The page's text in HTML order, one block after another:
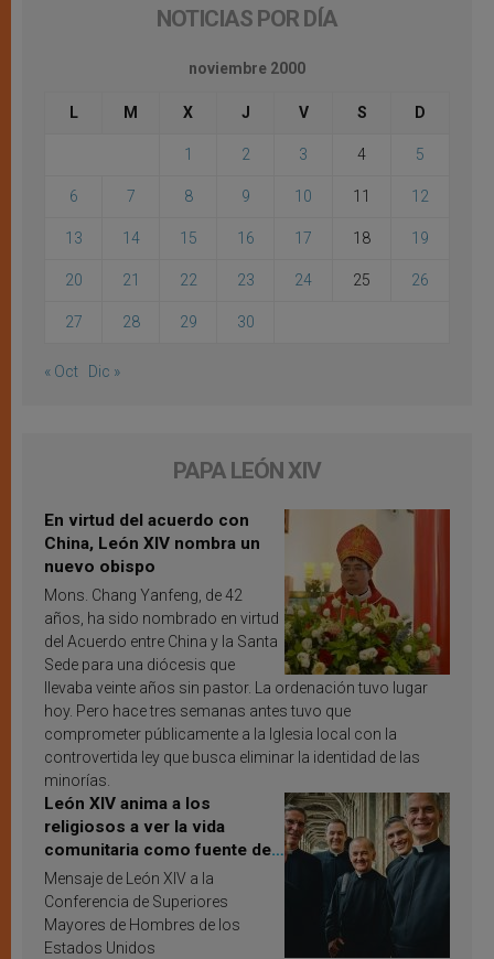
NOTICIAS POR DÍA
noviembre 2000
L M X J V S D
1 2 3 4 5
6 7 8 9 10 11 12
13 14 15 16 17 18 19
20 21 22 23 24 25 26
27 28 29 30
« Oct Dic »
PAPA LEÓN XIV
En virtud del acuerdo con
China, León XIV nombra un
nuevo obispo
Mons. Chang Yanfeng, de 42
años, ha sido nombrado en virtud
del Acuerdo entre China y la Santa
Sede para una diócesis que
llevaba veinte años sin pastor. La ordenación tuvo lugar
hoy. Pero hace tres semanas antes tuvo que
comprometer públicamente a la Iglesia local con la
controvertida ley que busca eliminar la identidad de las
minorías.
León XIV anima a los
religiosos a ver la vida
comunitaria como fuente de
inspiración y santificación
Mensaje de León XIV a la
Conferencia de Superiores
Mayores de Hombres de los
Estados Unidos